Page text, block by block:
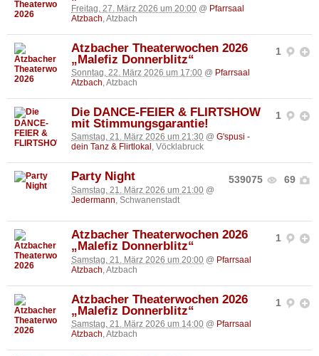
Freitag, 27. März 2026 um 20:00 @ Pfarrsaal
Atzbach , Atzbach
1
Atzbacher Theaterwochen 2026
„Malefiz Donnerblitz“
Sonntag, 22. März 2026 um 17:00 @ Pfarrsaal
Atzbach, Atzbach
1
Die DANCE-FEIER & FLIRTSHOW
mit Stimmungsgarantie!
Samstag, 21. März 2026 um 21:30 @ G'spusi -
dein Tanz & Flirtlokal , Vöcklabruck
539075 69
Party Night
Samstag, 21. März 2026 um 21:00 @
Jedermann , Schwanenstadt
1
Atzbacher Theaterwochen 2026
„Malefiz Donnerblitz“
Samstag, 21. März 2026 um 20:00 @ Pfarrsaal
Atzbach , Atzbach
1
Atzbacher Theaterwochen 2026
„Malefiz Donnerblitz“
Samstag, 21. März 2026 um 14:00 @ Pfarrsaal
Atzbach, Atzbach